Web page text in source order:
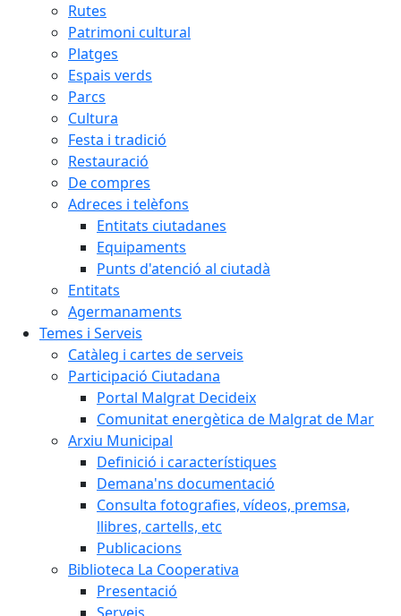
Rutes
Patrimoni cultural
Platges
Espais verds
Parcs
Cultura
Festa i tradició
Restauració
De compres
Adreces i telèfons
Entitats ciutadanes
Equipaments
Punts d'atenció al ciutadà
Entitats
Agermanaments
Temes i Serveis
Catàleg i cartes de serveis
Participació Ciutadana
Portal Malgrat Decideix
Comunitat energètica de Malgrat de Mar
Arxiu Municipal
Definició i característiques
Demana'ns documentació
Consulta fotografies, vídeos, premsa,
llibres, cartells, etc
Publicacions
Biblioteca La Cooperativa
Presentació